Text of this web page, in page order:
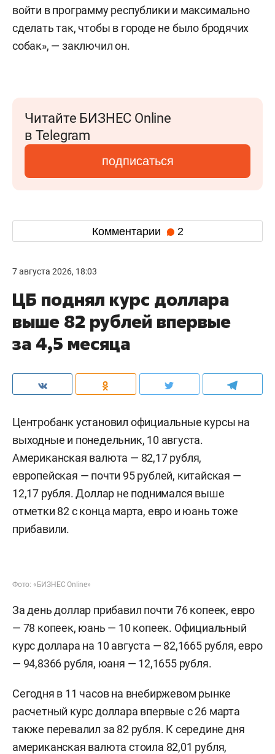
войти в программу республики и максимально
сделать так, чтобы в городе не было бродячих
собак», — заключил он.
Читайте БИЗНЕС Online
в Telegram
подписаться
Комментарии 2
7 августа 2026, 18:03
ЦБ поднял курс доллара
выше 82 рублей впервые
за 4,5 месяца
Центробанк установил официальные курсы на
выходные и понедельник, 10 августа.
Американская валюта — 82,17 рубля,
европейская — почти 95 рублей, китайская —
12,17 рубля. Доллар не поднимался выше
отметки 82 с конца марта, евро и юань тоже
прибавили.
Фото: «БИЗНЕС Online»
За день доллар прибавил почти 76 копеек, евро
— 78 копеек, юань — 10 копеек. Официальный
курс доллара на 10 августа — 82,1665 рубля, евро
— 94,8366 рубля, юаня — 12,1655 рубля.
Сегодня в 11 часов на внебиржевом рынке
расчетный курс доллара впервые с 26 марта
также перевалил за 82 рубля. К середине дня
американская валюта стоила 82,01 рубля,